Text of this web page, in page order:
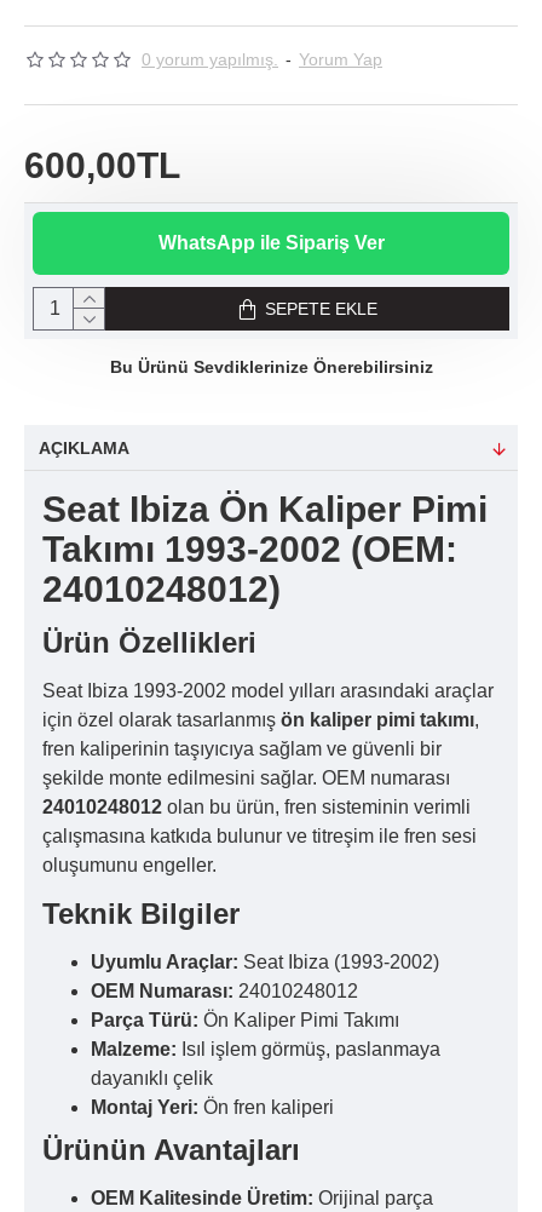
0 yorum yapılmış. - Yorum Yap
600,00TL
WhatsApp ile Sipariş Ver
SEPETE EKLE
Bu Ürünü Sevdiklerinize Önerebilirsiniz
AÇIKLAMA
Seat Ibiza Ön Kaliper Pimi
Takımı 1993-2002 (OEM:
24010248012)
Ürün Özellikleri
Seat Ibiza 1993-2002 model yılları arasındaki araçlar
için özel olarak tasarlanmış ön kaliper pimi takımı,
fren kaliperinin taşıyıcıya sağlam ve güvenli bir
şekilde monte edilmesini sağlar. OEM numarası
24010248012 olan bu ürün, fren sisteminin verimli
çalışmasına katkıda bulunur ve titreşim ile fren sesi
oluşumunu engeller.
Teknik Bilgiler
Uyumlu Araçlar: Seat Ibiza (1993-2002)
OEM Numarası: 24010248012
Parça Türü: Ön Kaliper Pimi Takımı
Malzeme: Isıl işlem görmüş, paslanmaya
dayanıklı çelik
Montaj Yeri: Ön fren kaliperi
Ürünün Avantajları
OEM Kalitesinde Üretim: Orijinal parça